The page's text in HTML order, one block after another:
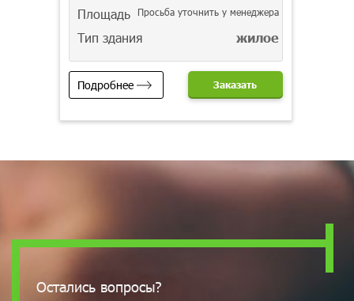
Площадь Просьба уточнить у менеджера
Тип здания жилое
Подробнее Заказать
Остались вопросы?